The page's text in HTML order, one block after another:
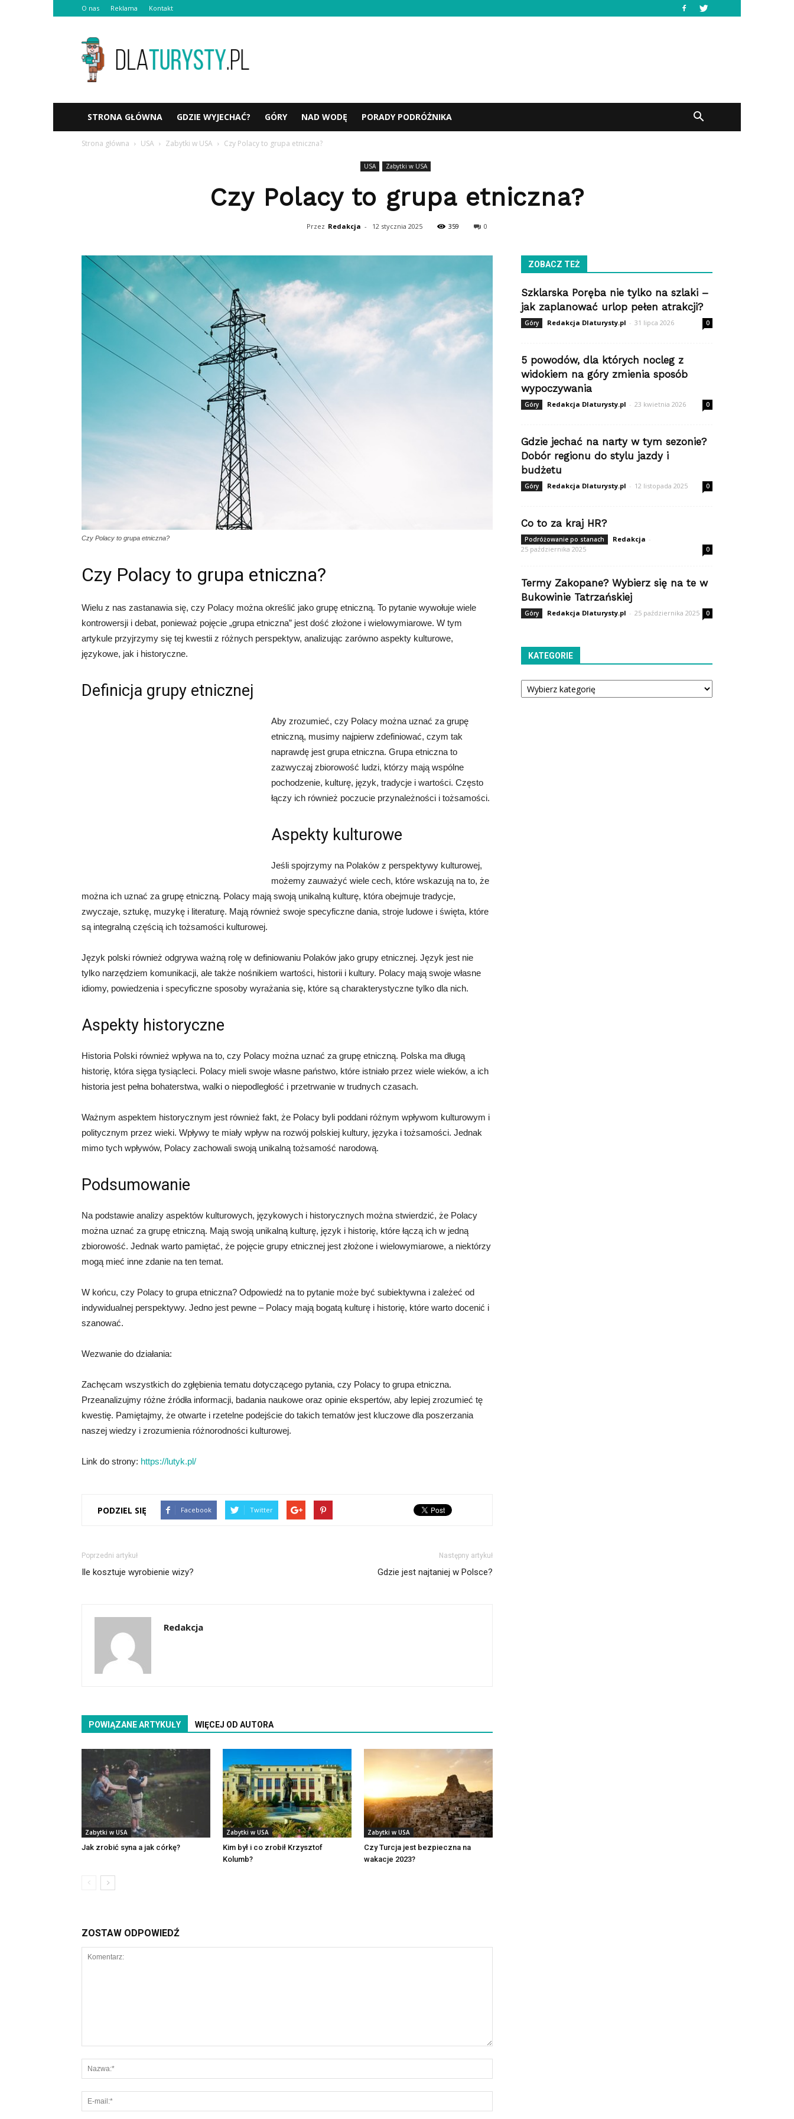
O nas Reklama Kontakt
Dlaturysty.pl
STRONA GŁÓWNA GDZIE WYJECHAĆ? GÓRY NAD WODĘ PORADY PODRÓŻNIKA
Strona główna USA Zabytki w USA Czy Polacy to grupa etniczna?
USA Zabytki w USA
Czy Polacy to grupa etniczna?
Przez Redakcja - 12 stycznia 2025 359 0
Czy Polacy to grupa etniczna?
Czy Polacy to grupa etniczna?
Wielu z nas zastanawia się, czy Polacy można określić jako grupę etniczną. To pytanie wywołuje wiele
kontrowersji i debat, ponieważ pojęcie „grupa etniczna” jest dość złożone i wielowymiarowe. W tym
artykule przyjrzymy się tej kwestii z różnych perspektyw, analizując zarówno aspekty kulturowe,
językowe, jak i historyczne.
Definicja grupy etnicznej
Aby zrozumieć, czy Polacy można uznać za grupę
etniczną, musimy najpierw zdefiniować, czym tak
naprawdę jest grupa etniczna. Grupa etniczna to
zazwyczaj zbiorowość ludzi, którzy mają wspólne
pochodzenie, kulturę, język, tradycje i wartości. Często
łączy ich również poczucie przynależności i tożsamości.
Aspekty kulturowe
Jeśli spojrzymy na Polaków z perspektywy kulturowej,
możemy zauważyć wiele cech, które wskazują na to, że
można ich uznać za grupę etniczną. Polacy mają swoją unikalną kulturę, która obejmuje tradycje,
zwyczaje, sztukę, muzykę i literaturę. Mają również swoje specyficzne dania, stroje ludowe i święta, które
są integralną częścią ich tożsamości kulturowej.
Język polski również odgrywa ważną rolę w definiowaniu Polaków jako grupy etnicznej. Język jest nie
tylko narzędziem komunikacji, ale także nośnikiem wartości, historii i kultury. Polacy mają swoje własne
idiomy, powiedzenia i specyficzne sposoby wyrażania się, które są charakterystyczne tylko dla nich.
Aspekty historyczne
Historia Polski również wpływa na to, czy Polacy można uznać za grupę etniczną. Polska ma długą
historię, która sięga tysiącleci. Polacy mieli swoje własne państwo, które istniało przez wiele wieków, a ich
historia jest pełna bohaterstwa, walki o niepodległość i przetrwanie w trudnych czasach.
Ważnym aspektem historycznym jest również fakt, że Polacy byli poddani różnym wpływom kulturowym i
politycznym przez wieki. Wpływy te miały wpływ na rozwój polskiej kultury, języka i tożsamości. Jednak
mimo tych wpływów, Polacy zachowali swoją unikalną tożsamość narodową.
Podsumowanie
Na podstawie analizy aspektów kulturowych, językowych i historycznych można stwierdzić, że Polacy
można uznać za grupę etniczną. Mają swoją unikalną kulturę, język i historię, które łączą ich w jedną
zbiorowość. Jednak warto pamiętać, że pojęcie grupy etnicznej jest złożone i wielowymiarowe, a niektórzy
mogą mieć inne zdanie na ten temat.
W końcu, czy Polacy to grupa etniczna? Odpowiedź na to pytanie może być subiektywna i zależeć od
indywidualnej perspektywy. Jedno jest pewne – Polacy mają bogatą kulturę i historię, które warto docenić i
szanować.
Wezwanie do działania:
Zachęcam wszystkich do zgłębienia tematu dotyczącego pytania, czy Polacy to grupa etniczna.
Przeanalizujmy różne źródła informacji, badania naukowe oraz opinie ekspertów, aby lepiej zrozumieć tę
kwestię. Pamiętajmy, że otwarte i rzetelne podejście do takich tematów jest kluczowe dla poszerzania
naszej wiedzy i zrozumienia różnorodności kulturowej.
Link do strony: https://lutyk.pl/
PODZIEL SIĘ Facebook Twitter
Poprzedni artykuł
Ile kosztuje wyrobienie wizy?
Następny artykuł
Gdzie jest najtaniej w Polsce?
Redakcja
POWIĄZANE ARTYKUŁY WIĘCEJ OD AUTORA
Zabytki w USA
Jak zrobić syna a jak córkę?
Zabytki w USA
Kim był i co zrobił Krzysztof
Kolumb?
Zabytki w USA
Czy Turcja jest bezpieczna na
wakacje 2023?
ZOSTAW ODPOWIEDŹ
ZOBACZ TEŻ
Szklarska Poręba nie tylko na szlaki –
jak zaplanować urlop pełen atrakcji?
Góry Redakcja Dlaturysty.pl - 31 lipca 2026 0
5 powodów, dla których nocleg z
widokiem na góry zmienia sposób
wypoczywania
Góry Redakcja Dlaturysty.pl - 23 kwietnia 2026 0
Gdzie jechać na narty w tym sezonie?
Dobór regionu do stylu jazdy i
budżetu
Góry Redakcja Dlaturysty.pl - 12 listopada 2025 0
Co to za kraj HR?
Podróżowanie po stanach Redakcja -
25 października 2025
0
Termy Zakopane? Wybierz się na te w
Bukowinie Tatrzańskiej
Góry Redakcja Dlaturysty.pl - 25 października 2025 0
KATEGORIE
Kategorie